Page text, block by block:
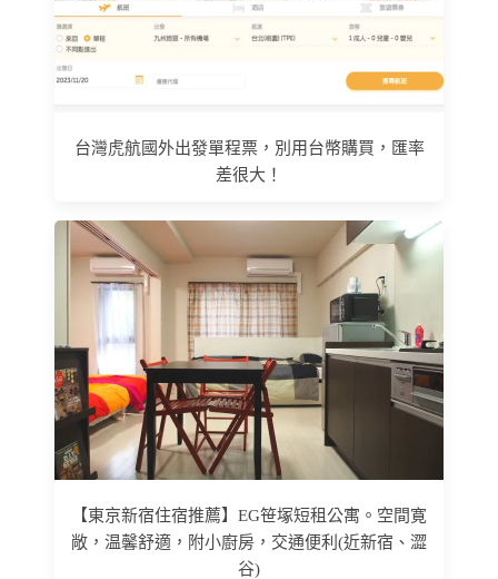
台灣虎航國外出發單程票，別用台幣購買，匯率
差很大！
【東京新宿住宿推薦】EG笹塚短租公寓。空間寛
敞，温馨舒適，附小廚房，交通便利(近新宿、澀
谷)